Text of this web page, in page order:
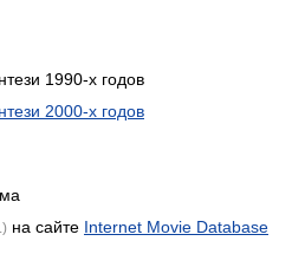
1990-х годов
2000-х годов
на сайте Internet Movie Database